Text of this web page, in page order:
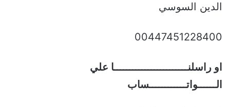
الدين السوسي
00447451228400
او راسلنــــــــــــــــــــــــا علي
الــــــواتــــــــــــساب